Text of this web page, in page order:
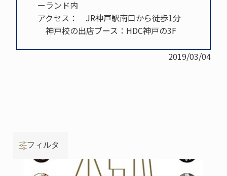
ーランド内
アクセス： JR神戸駅南口から徒歩1分
神戸校の出店ブース：HDC神戸の3F
2019/03/04
フィルタ